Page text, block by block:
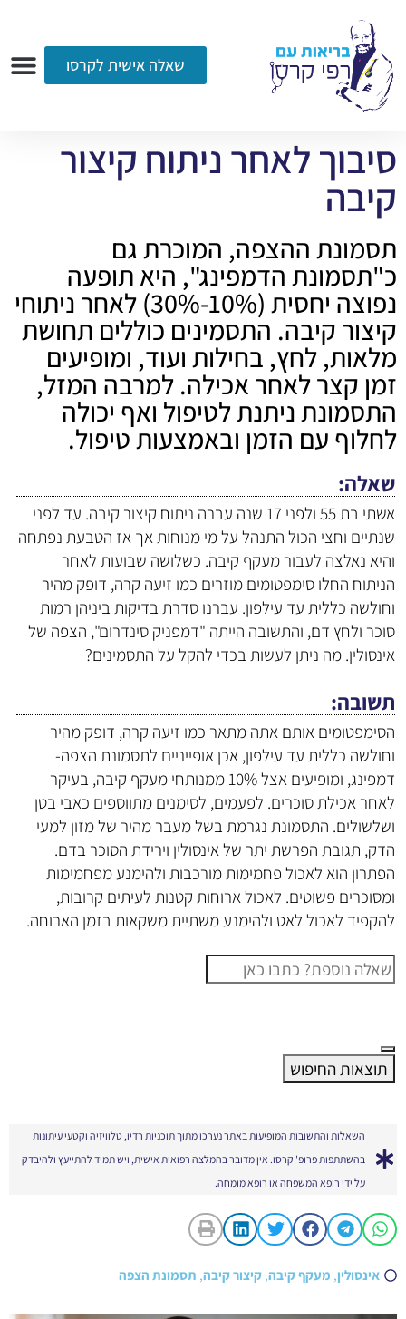
שאלה אישית לקרסו
סיבוך לאחר ניתוח קיצור
קיבה
תסמונת ההצפה, המוכרת גם
כ"תסמונת הדמפינג", היא תופעה
נפוצה יחסית (10%-30%) לאחר ניתוחי
קיצור קיבה. התסמינים כוללים תחושת
מלאות, לחץ, בחילות ועוד, ומופיעים
זמן קצר לאחר אכילה. למרבה המזל,
התסמונת ניתנת לטיפול ואף יכולה
לחלוף עם הזמן ובאמצעות טיפול.
שאלה
אשתי בת 55 ולפני 17 שנה עברה ניתוח קיצור קיבה. עד לפני
שנתיים וחצי הכול התנהל על מי מנוחות אך אז הטבעת נפתחה
והיא נאלצה לעבור מעקף קיבה. כשלושה שבועות לאחר
הניתוח החלו סימפטומים מוזרים כמו זיעה קרה, דופק מהיר
וחולשה כללית עד עילפון. עברנו סדרת בדיקות ביניהן רמות
סוכר ולחץ דם, והתשובה הייתה "דמפניק סינדרום", הצפה של
אינסולין. מה ניתן לעשות בכדי להקל על התסמינים?
תשובה
הסימפטומים אותם אתה מתאר כמו זיעה קרה, דופק מהיר
וחולשה כללית עד עילפון, אכן אופייניים לתסמונת הצפה-
דמפינג, ומופיעים אצל 10% ממנותחי מעקף קיבה, בעיקר
לאחר אכילת סוכרים. לפעמים, לסימנים מתווספים כאבי בטן
ושלשולים. התסמונת נגרמת בשל מעבר מהיר של מזון למעי
הדק, תגובת הפרשת יתר של אינסולין וירידת הסוכר בדם.
הפתרון הוא לאכול פחמימות מורכבות ולהימנע מפחמימות
ומסוכרים פשוטים. לאכול ארוחות קטנות לעיתים קרובות,
להקפיד לאכול לאט ולהימנע משתיית משקאות בזמן הארוחה.
תוצאות החיפוש
השאלות והתשובות המופיעות באתר נערכו מתוך תוכניות רדיו, טלוויזיה וקטעי עיתונות
בהשתתפות פרופ' קרסו. אין מדובר בהמלצה רפואית אישית, ויש תמיד להתייעץ ולהיבדק
על ידי רופא המשפחה או רופא מומחה.
אינסולין, מעקף קיבה, קיצור קיבה, תסמונת הצפה